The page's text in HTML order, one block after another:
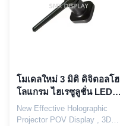
competition...
โมเดลใหม่ 3 มิติ ดิจิตอลโฮ
โลแกรม ไฮเรซูลูชั่น LED
จอแสดงผล 3 มิติ แฟน 42
ซม. เครื่องโฆษณาโฮโลแก
New Effective Holographic
Projector POV Display , 3D